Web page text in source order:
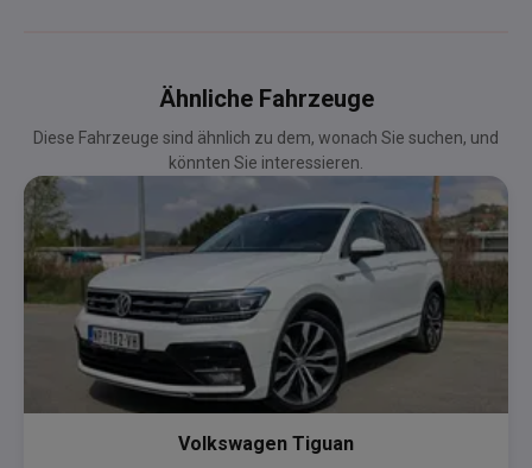
Ähnliche Fahrzeuge
Diese Fahrzeuge sind ähnlich zu dem, wonach Sie suchen, und
könnten Sie interessieren.
Volkswagen Tiguan